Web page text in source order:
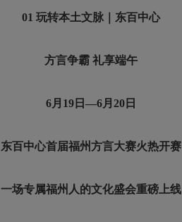
01 玩转本土文脉｜东百中心
方言争霸 礼享端午
6月19日—6月20日
东百中心首届福州方言大赛火热开赛
一场专属福州人的文化盛会重磅上线